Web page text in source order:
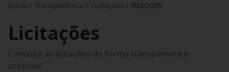
Início Transparência Licitações 003/2026
Licitações
Consulte as licitações de forma transparente e
acessível.